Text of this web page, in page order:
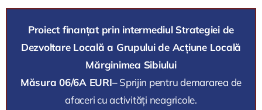
Proiect finanțat prin intermediul Strategiei de
Dezvoltare Locală a Grupului de Acțiune Locală
Mărginimea Sibiului
Măsura 06/6A EURI– Sprijin pentru demararea de
afaceri cu activități neagricole.